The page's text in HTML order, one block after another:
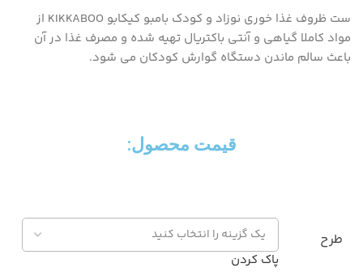
ست ظروف غذا خوری نوزاد و کودک بامبو کیکابو KIKKABOO از
مواد کاملا گیاهی و آنتی باکتریال تهیه شده و مصرف غذا در آن
باعث سالم ماندن دستگاه گوارش کودکان می شود.
قیمت محصول:​
طرح
پاک کردن